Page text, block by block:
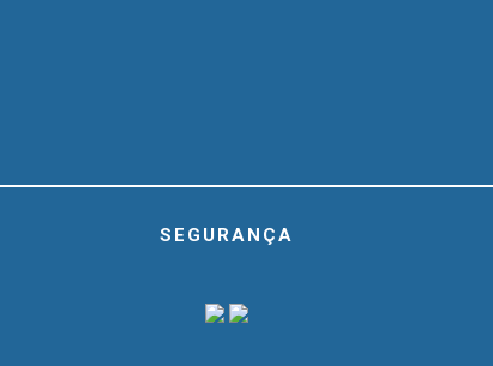
SEGURANÇA